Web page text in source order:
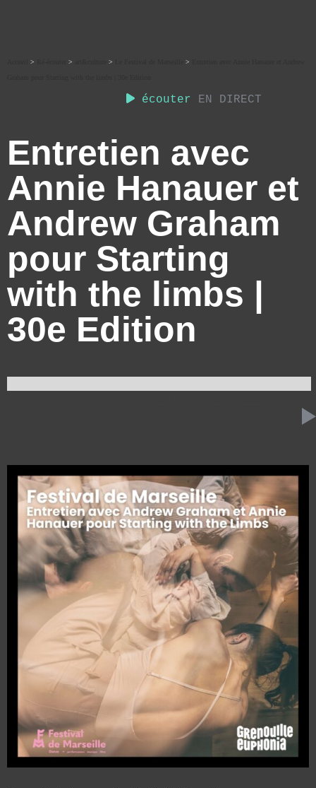
écouter EN DIRECT
> > > >
Entretien avec
Annie Hanauer et
Andrew Graham
pour Starting
with the limbs |
30e Edition